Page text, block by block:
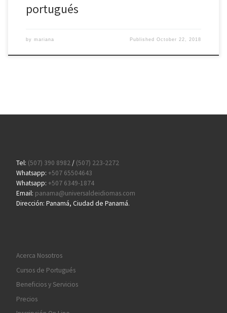
portugués
by mariana PublishedOctober 22, 2018
Tel: (507) 390 8982/ (507) 223-2272
Whatsapp: +507 65504643
Whatsapp: +507 6349-1874
Email: panama@universaldeidiomas.com
Dirección: Panamá, Ciudad de Panamá.
Acerca Nosotros
Cursos de Portugués
Beneficios y Servicios
Precios